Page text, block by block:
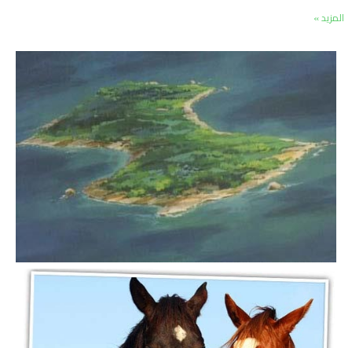
المزيد »